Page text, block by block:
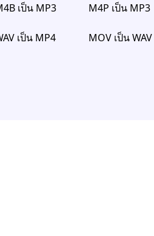
เป็น MP3 M4P เป็น MP3
เป็น MP4 MOV เป็น WAV